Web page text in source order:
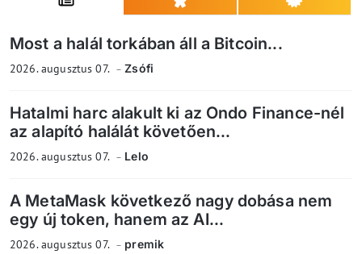
Most a halál torkában áll a Bitcoin...
2026. augusztus 07. Zsófi
Hatalmi harc alakult ki az Ondo Finance-nél
az alapító halálát követően...
2026. augusztus 07. Lelo
A MetaMask következő nagy dobása nem
egy új token, hanem az AI...
2026. augusztus 07. premik